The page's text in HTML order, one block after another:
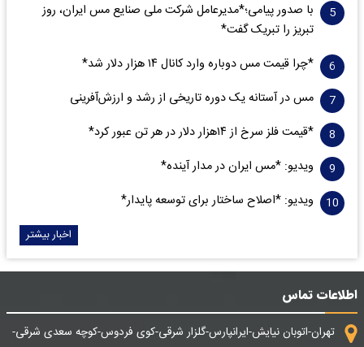
با صدور پیامی؛*مدیرعامل شرکت ملی صنایع مس ایران، روز
تبریز را تبریک گفت*
*چرا قیمت مس دوباره وارد کانال ۱۴ هزار دلار شد*
مس در آستانه یک دوره تاریخی از رشد و ارزش‌آفرینی
*قیمت فلز سرخ از ۱۴هزار دلار در هر تن عبور کرد*
ویدیو: *مس ایران در مدار آینده*
ویدیو: *اصلاح ساختار برای توسعه پایدار*
اخبار بیشتر
اطلاعات تماس
تهران-اتوبان نیایش-ایرانپارس-گلزار شرقی-کوی فردوس-کوچه سعدی شرقی-